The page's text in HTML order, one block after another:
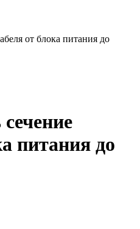
от блока питания до
питания до